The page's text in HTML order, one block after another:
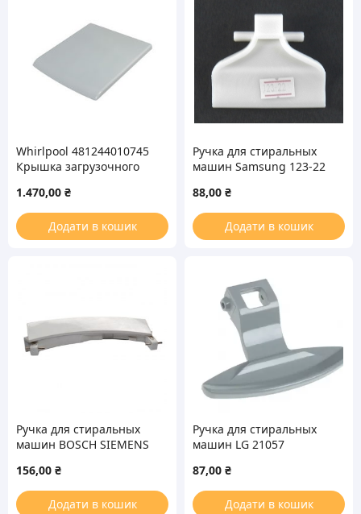
Whirlpool 481244010745
Крышка загрузочного
стиральной машины
1.470,00 ₴
Додати в кошик
Ручка для стиральных
машин Samsung 123-22
88,00 ₴
Додати в кошик
Ручка для стиральных
машин BOSCH SIEMENS
156,00 ₴
Додати в кошик
Ручка для стиральных
машин LG 21057
87,00 ₴
Додати в кошик